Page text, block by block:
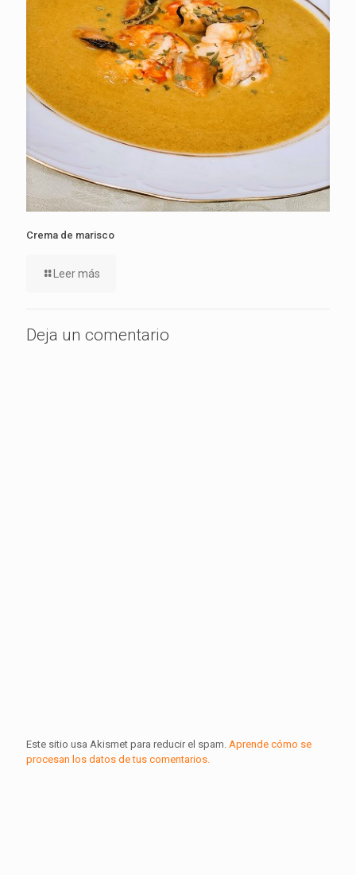
Crema de marisco
Leer más
Deja un comentario
Este sitio usa Akismet para reducir el spam. Aprende cómo se
procesan los datos de tus comentarios.